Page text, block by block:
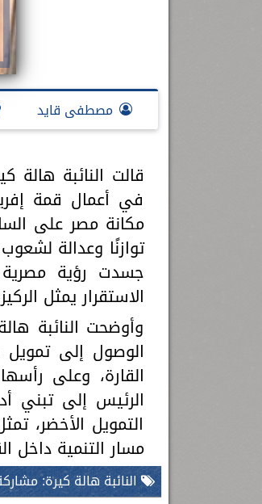
مصطفى قايد
قالت النائبة
في أعمال قمة
مكانة مصر على
توازنًا وعدالة
جسدت رؤية مصرية
الاستقرار يمثل
وأوضحت النائبة
الوصول إلى تمويل
القارة، وعلى
الرئيس إلى تبني
التمويل الأخضر،
مسار التنمية داخل
النائبة هالة كيرة: